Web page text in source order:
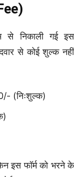
से निकाली गई इस
से कोई शुल्क नहीं
(निःशुल्क)
इस फॉर्म को भरने के